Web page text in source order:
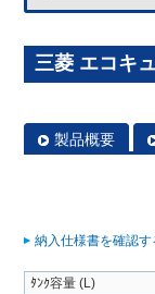
三菱 エコキ
製品概要
納入仕様書を確認す
ﾀﾝｸ容量 (L)